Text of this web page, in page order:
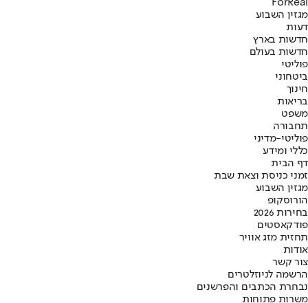
ForReal
מגזין השבוע
דעות
חדשות בארץ
חדשות בעולם
פוליטי
ביטחוני
חינוך
בריאות
משפט
תחבורה
פוליטי-מדיני
כללי ומידע
דף הבית
זמני כניסת וצאת שבת
מגזין השבוע
הורוסקופ
בחירות 2026
פודקאסטים
תחזית מזג אוויר
אודות
צור קשר
הרשמה לניוזלטרים
נבחרת הכתבים והפרשנים
משרות פתוחות